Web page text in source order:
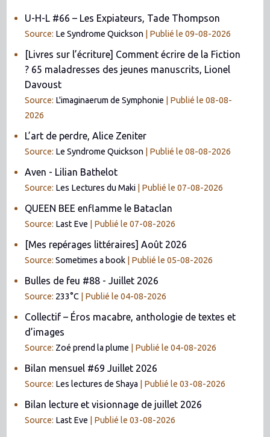
U-H-L #66 – Les Expiateurs, Tade Thompson
Source: Le Syndrome Quickson Publié le 09-08-2026
[Livres sur l’écriture] Comment écrire de la Fiction
? 65 maladresses des jeunes manuscrits, Lionel
Davoust
Source: L'imaginaerum de Symphonie
Publié le 08-08-
2026
L’art de perdre, Alice Zeniter
Source: Le Syndrome Quickson Publié le 08-08-2026
Aven - Lilian Bathelot
Source: Les Lectures du Maki Publié le 07-08-2026
QUEEN BEE enflamme le Bataclan
Source: Last Eve Publié le 07-08-2026
[Mes repérages littéraires] Août 2026
Source:Sometimes a book Publié le 05-08-2026
Bulles de feu #88 - Juillet 2026
Source: 233°C Publié le 04-08-2026
Collectif – Éros macabre, anthologie de textes et
d’images
Source: Zoé prend la plume Publié le 04-08-2026
Bilan mensuel #69 Juillet 2026
Source: Les lectures de Shaya Publié le 03-08-2026
Bilan lecture et visionnage de juillet 2026
Source: Last Eve Publié le 03-08-2026